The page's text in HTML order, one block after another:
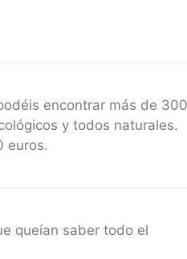
encontrar más de 300
y todos naturales.
euros.
queían saber todo el